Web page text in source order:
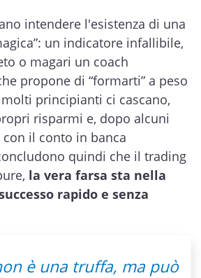
intendere l'esistenza di una
un indicatore infallibile,
o magari un coach
propone di “formarti” a peso
principianti ci cascano,
risparmi e, dopo alcuni
il conto in banca
quindi che il trading
la vera farsa sta nella
rapido e senza
è una truffa, ma può